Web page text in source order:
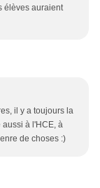
élèves auraient
il y a toujours la
à l'HCE, à
de choses :)